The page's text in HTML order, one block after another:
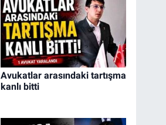
Avukatlar arasındaki tartışma
kanlı bitti